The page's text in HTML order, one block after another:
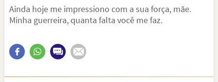
Ainda hoje me impressiono com a sua força, mãe.
Minha guerreira, quanta falta você me faz.